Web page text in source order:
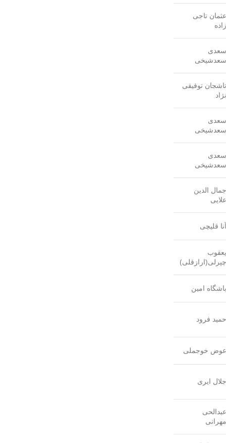
عثمان تاجی
زاده
سعدی
سعدشیخی
تاشجان توفیقی
نژاد
سعدی
سعدشیخی
سعدی
سعدشیخی
جمال الدین
علایی
آنا قلیچی
یعقوب
چپرلی(ارازقلی)
باشگاه امین
حمید فرود
عوض خوجملی
جلال ایری
عبدالحی
مهرانی